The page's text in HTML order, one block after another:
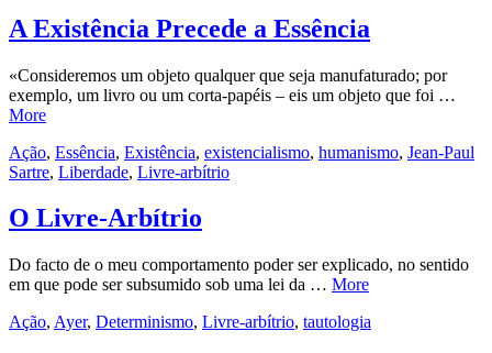
A Existência Precede a Essência
«Consideremos um objeto qualquer que seja manufaturado; por
exemplo, um livro ou um corta-papéis – eis um objeto que foi …
More
Ação, Essência, Existência, existencialismo, humanismo, Jean-Paul
Sartre, Liberdade, Livre-arbítrio
O Livre-Arbítrio
Do facto de o meu comportamento poder ser explicado, no sentido
em que pode ser subsumido sob uma lei da … More
Ação, Ayer, Determinismo, Livre-arbítrio, tautologia